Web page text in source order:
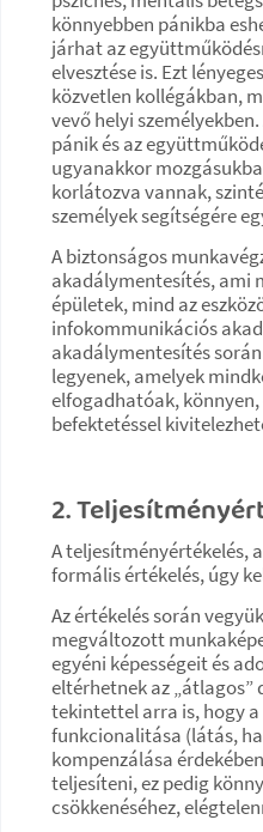
könnyebben pánikba
járhat az
elvesztése is. Ezt
közvetlen kollégákban,
vevő helyi
pánik és az
ugyanakkor
korlátozva vannak,
személyek segítségére
A biztonságos
akadálymentesítés, ami
épületek, mind az
infokommunikációs
akadálymentesítés
legyenek, amelyek
elfogadhatóak, könnyen,
befektetéssel
2.
A teljesítményértékelés,
formális értékelés, úgy
Az értékelés során
megváltozott
egyéni képességeit és
eltérhetnek az „átlagos”
tekintettel arra is, hogy
funkcionalitása (látás,
kompenzálása
teljesíteni, ez pedig
csökkenéséhez,